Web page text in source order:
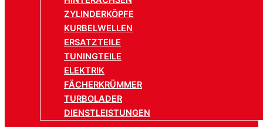
ZYLINDERKÖPFE
KURBELWELLEN
ERSATZTEILE
TUNINGTEILE
ELEKTRIK
FÄCHERKRÜMMER
TURBOLADER
DIENSTLEISTUNGEN